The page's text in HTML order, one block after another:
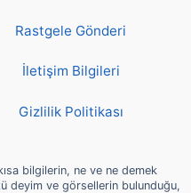
Rastgele Gönderi
İletişim Bilgileri
Gizlilik Politikası
bilgilerin, ne ve ne demek
deyim ve görsellerin bulunduğu,